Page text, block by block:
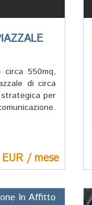
circa 550mq,
di circa
per
/ mese
In Affitto